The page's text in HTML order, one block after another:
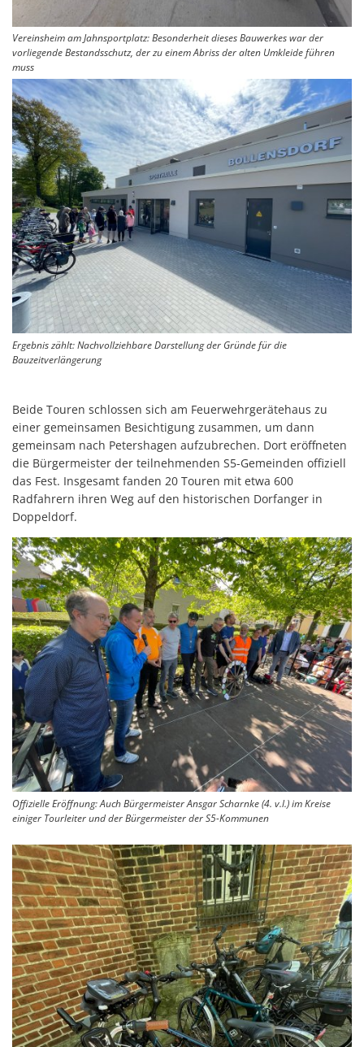
Vereinsheim am Jahnsportplatz: Besonderheit dieses Bauwerkes war der
vorliegende Bestandsschutz, der zu einem Abriss der alten Umkleide führen
muss
Ergebnis zählt: Nachvollziehbare Darstellung der Gründe für die
Bauzeitverlängerung
Beide Touren schlossen sich am Feuerwehrgerätehaus zu
einer gemeinsamen Besichtigung zusammen, um dann
gemeinsam nach Petershagen aufzubrechen. Dort eröffneten
die Bürgermeister der teilnehmenden S5-Gemeinden offiziell
das Fest. Insgesamt fanden 20 Touren mit etwa 600
Radfahrern ihren Weg auf den historischen Dorfanger in
Doppeldorf.
Offizielle Eröffnung: Auch Bürgermeister Ansgar Scharnke (4. v.l.) im Kreise
einiger Tourleiter und der Bürgermeister der S5-Kommunen